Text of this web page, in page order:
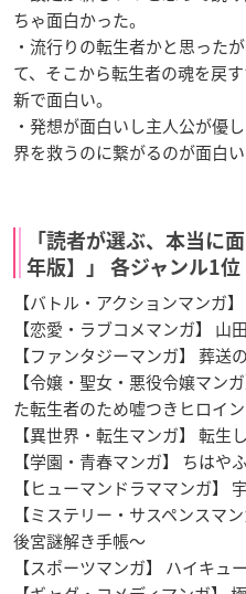
ちゃ面白かった。
・流行りの転生者かと思った
て、そこから転生者の魂を戻
新で面白い。
・発想が面白いし主人公が優
界を救うのに繋がるのが面白い
「読者が選ぶ、本当に
年版】」 各ジャンル1位
【バトル・アクションマンガ
【恋愛・ラブコメマンガ】 山
【ファンタジーマンガ】 葬送
【令嬢・聖女・悪役令嬢マン
た転生者のため嘘つきヒロイ
【異世界・転生マンガ】 転生
【学園・青春マンガ】 ちはや
【ヒューマンドラママンガ】
【ミステリー・サスペンスマ
後宮謎解き手帳～
【スポーツマンガ】 ハイキュ